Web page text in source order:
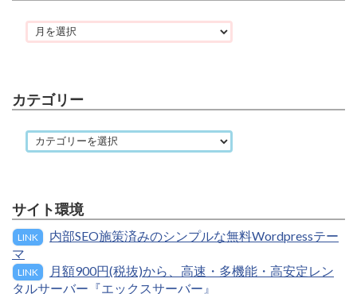
カテゴリー
サイト環境
LINK
内部SEO施策済みのシンプルな無料Wordpressテー
マ
LINK
月額900円(税抜)から、高速・多機能・高安定レン
タルサーバー『エックスサーバー』